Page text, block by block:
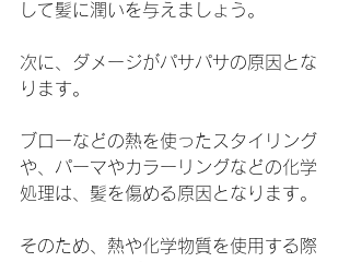
して髪に潤いを与えましょう。
次に、ダメージがパサパサの原因とな
ります。
ブローなどの熱を使ったスタイリング
や、パーマやカラーリングなどの化学
処理は、髪を傷める原因となります。
そのため、熱や化学物質を使用する際